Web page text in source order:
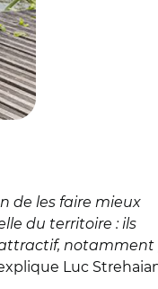
de les faire mieux
du territoire : ils
notamment
Luc